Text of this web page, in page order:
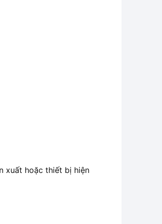
xuất hoặc thiết bị hiện